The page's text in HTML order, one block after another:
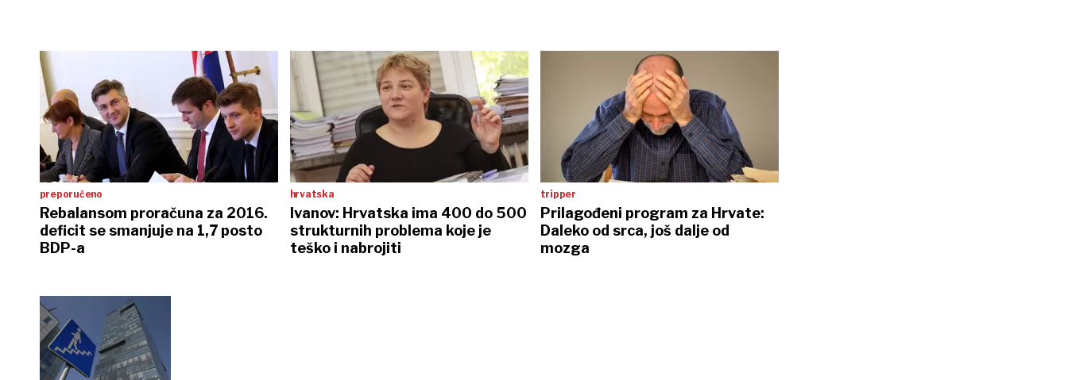
preporučeno
Rebalansom proračuna za 2016.
deficit se smanjuje na 1,7 posto
BDP-a
hrvatska
Ivanov: Hrvatska ima 400 do 500
strukturnih problema koje je
teško i nabrojiti
tripper
Prilagođeni program za Hrvate:
Daleko od srca, još dalje od
mozga